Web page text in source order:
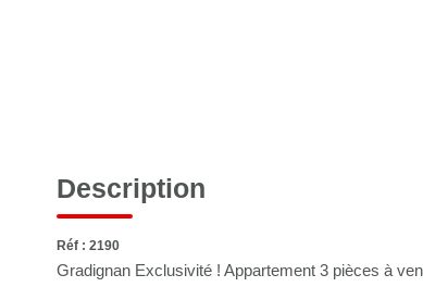
Description
Réf : 2190
Gradignan Exclusivité ! Appartement 3 pièces à